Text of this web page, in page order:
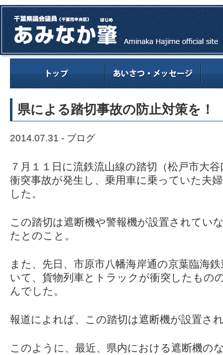
県による踏切事故の防止対策を！
2014.07.31 - ブログ
７月１１日に流鉄流山線の踏切（松戸市大
衝突事故が発生し、乗用車に乗っていた夫
した。
この踏切は遮断機や警報機が設置されてい
たとのこと。
また、先日、市原市八幡海岸通の京葉臨海
いて、貨物列車とトラックが衝突したもの
んでした。
報道によれば、この踏切は遮断機が設置さ
このように、最近、県内における遮断機の